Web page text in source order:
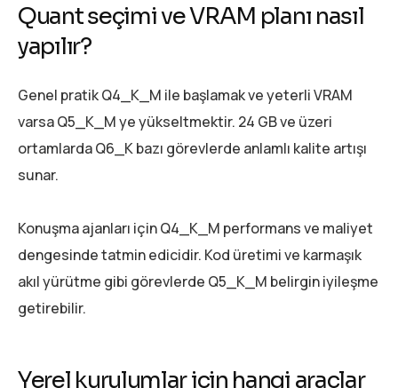
Quant seçimi ve VRAM planı nasıl
yapılır?
Genel pratik Q4_K_M ile başlamak ve yeterli VRAM
varsa Q5_K_M ye yükseltmektir. 24 GB ve üzeri
ortamlarda Q6_K bazı görevlerde anlamlı kalite artışı
sunar.
Konuşma ajanları için Q4_K_M performans ve maliyet
dengesinde tatmin edicidir. Kod üretimi ve karmaşık
akıl yürütme gibi görevlerde Q5_K_M belirgin iyileşme
getirebilir.
Yerel kurulumlar için hangi araçlar